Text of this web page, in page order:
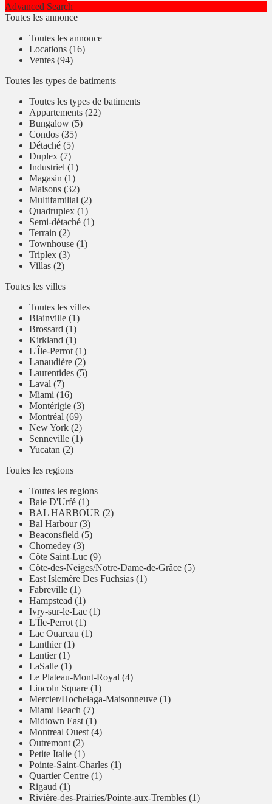
Advanced Search
Toutes les annonce
Toutes les annonce
Locations (16)
Ventes (94)
Toutes les types de batiments
Toutes les types de batiments
Appartements (22)
Bungalow (5)
Condos (35)
Détaché (5)
Duplex (7)
Industriel (1)
Magasin (1)
Maisons (32)
Multifamilial (2)
Quadruplex (1)
Semi-détaché (1)
Terrain (2)
Townhouse (1)
Triplex (3)
Villas (2)
Toutes les villes
Toutes les villes
Blainville (1)
Brossard (1)
Kirkland (1)
L'Île-Perrot (1)
Lanaudière (2)
Laurentides (5)
Laval (7)
Miami (16)
Montérigie (3)
Montréal (69)
New York (2)
Senneville (1)
Yucatan (2)
Toutes les regions
Toutes les regions
Baie D'Urfé (1)
BAL HARBOUR (2)
Bal Harbour (3)
Beaconsfield (5)
Chomedey (3)
Côte Saint-Luc (9)
Côte-des-Neiges/Notre-Dame-de-Grâce (5)
East Islemère Des Fuchsias (1)
Fabreville (1)
Hampstead (1)
Ivry-sur-le-Lac (1)
L'Île-Perrot (1)
Lac Ouareau (1)
Lanthier (1)
Lantier (1)
LaSalle (1)
Le Plateau-Mont-Royal (4)
Lincoln Square (1)
Mercier/Hochelaga-Maisonneuve (1)
Miami Beach (7)
Midtown East (1)
Montreal Ouest (4)
Outremont (2)
Petite Italie (1)
Pointe-Saint-Charles (1)
Quartier Centre (1)
Rigaud (1)
Rivière-des-Prairies/Pointe-aux-Trembles (1)